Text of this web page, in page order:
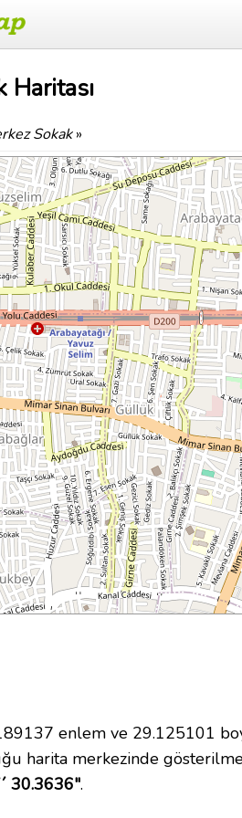
Haritası
Sokak»
enlem ve 29.125101
harita merkezinde
30.3636".